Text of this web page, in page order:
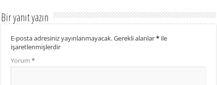
Bir yanıt yazın
E-posta adresiniz yayınlanmayacak.Gerekli alanlar* ile
işaretlenmişlerdir
Yorum*